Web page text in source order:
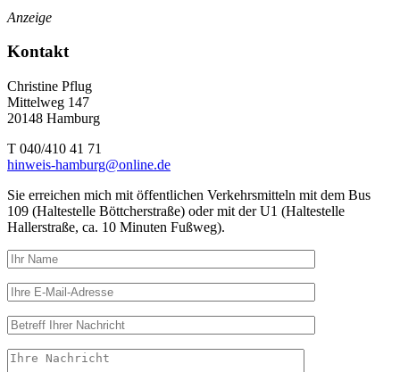
Anzeige
Kontakt
Christine Pflug
Mittelweg 147
20148 Hamburg
T 040/410 41 71
hinweis-hamburg@online.de
Sie erreichen mich mit öffentlichen Verkehrsmitteln mit dem Bus
109 (Haltestelle Böttcherstraße) oder mit der U1 (Haltestelle
Hallerstraße, ca. 10 Minuten Fußweg).